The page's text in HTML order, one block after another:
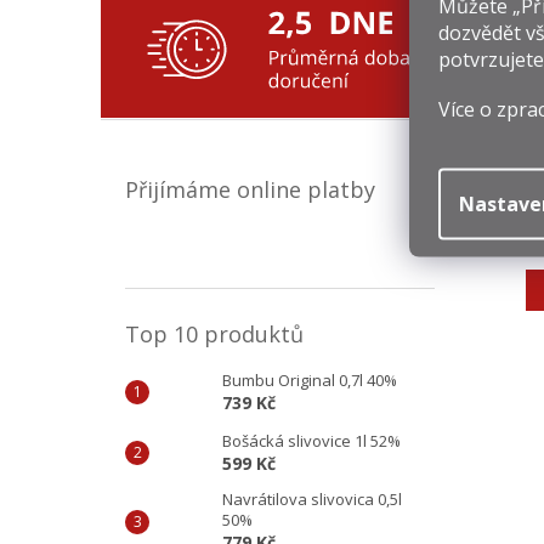
Můžete
dozvědět
Více o
Přijímáme online platby
Top 10 produktů
Bumbu Original 0,7l 40%
739 Kč
Bošácká slivovice 1l 52%
599 Kč
Navrátilova slivovica 0,5l
50%
3